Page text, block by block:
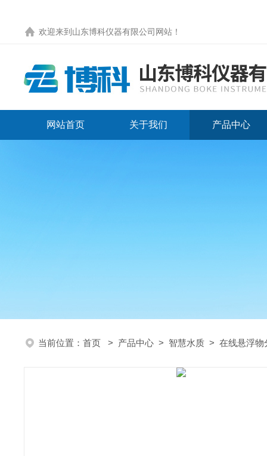
欢迎来到 山东博科仪器有限公司网站 ！
网站首页 关于我们 产品中心
当前位置： 首页 > 产品中心 > 智慧水质 > 在线悬浮物